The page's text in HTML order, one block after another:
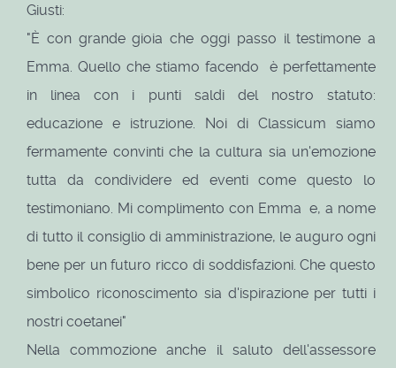
Giusti:
"È con grande gioia che oggi passo il testimone a
Emma. Quello che stiamo facendo è perfettamente
in linea con i punti saldi del nostro statuto:
educazione e istruzione. Noi di Classicum siamo
fermamente convinti che la cultura sia un'emozione
tutta da condividere ed eventi come questo lo
testimoniano. Mi complimento con Emma e, a nome
di tutto il consiglio di amministrazione, le auguro ogni
bene per un futuro ricco di soddisfazioni. Che questo
simbolico riconoscimento sia d'ispirazione per tutti i
nostri coetanei"
Nella commozione anche il saluto dell'assessore